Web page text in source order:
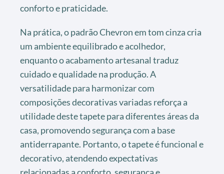
conforto e praticidade.
Na prática, o padrão Chevron em tom cinza cria
um ambiente equilibrado e acolhedor,
enquanto o acabamento artesanal traduz
cuidado e qualidade na produção. A
versatilidade para harmonizar com
composições decorativas variadas reforça a
utilidade deste tapete para diferentes áreas da
casa, promovendo segurança com a base
antiderrapante. Portanto, o tapete é funcional e
decorativo, atendendo expectativas